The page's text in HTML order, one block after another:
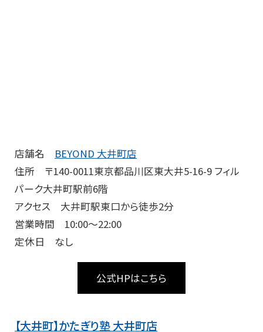
店舗名 BEYOND 大井町店
住所 〒140-0011東京都品川区東大井5-16-9 フィル
パーク大井町駅前6階
アクセス 大井町駅東口から徒歩2分
営業時間 10:00〜22:00
定休日 なし
公式HPはこちら
【大井町】かたぎり塾 大井町店